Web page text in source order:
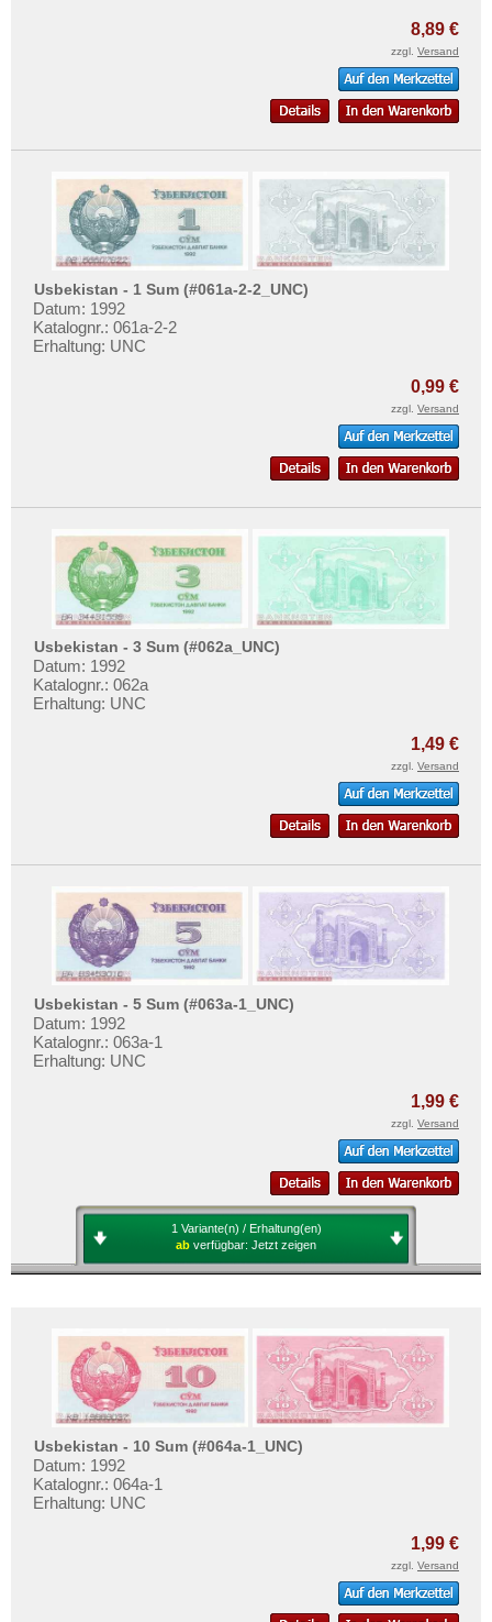
8,89 €
zzgl. Versand
Usbekistan - 1 Sum (#061a-2-2_UNC)
Datum: 1992
Katalognr.: 061a-2-2
Erhaltung: UNC
0,99 €
zzgl. Versand
Usbekistan - 3 Sum (#062a_UNC)
Datum: 1992
Katalognr.: 062a
Erhaltung: UNC
1,49 €
zzgl. Versand
Usbekistan - 5 Sum (#063a-1_UNC)
Datum: 1992
Katalognr.: 063a-1
Erhaltung: UNC
1,99 €
zzgl. Versand
1 Variante(n) / Erhaltung(en)
ab verfügbar: Jetzt zeigen
Usbekistan - 10 Sum (#064a-1_UNC)
Datum: 1992
Katalognr.: 064a-1
Erhaltung: UNC
1,99 €
zzgl. Versand